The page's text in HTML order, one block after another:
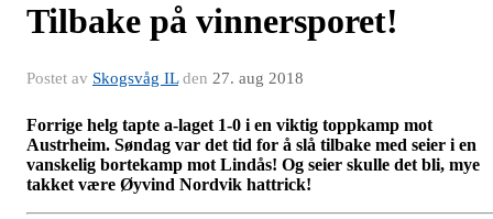
Tilbake på vinnersporet!
Postet av Skogsvåg ILden 27. aug 2018
Forrige helg tapte a-laget 1-0 i en viktig toppkamp mot
Austrheim. Søndag var det tid for å slå tilbake med seier i en
vanskelig bortekamp mot Lindås! Og seier skulle det bli, mye
takket være Øyvind Nordvik hattrick!